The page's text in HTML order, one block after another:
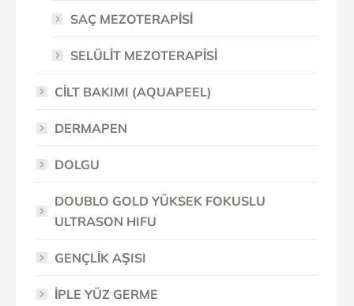
SAÇ MEZOTERAPİSİ
SELÜLİT MEZOTERAPİSİ
CİLT BAKIMI (AQUAPEEL)
DERMAPEN
DOLGU
DOUBLO GOLD YÜKSEK FOKUSLU
ULTRASON HIFU
GENÇLİK AŞISI
İPLE YÜZ GERME